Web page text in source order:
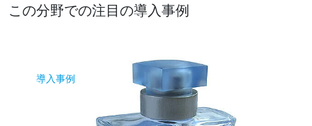
この分野での注目の導入事例
導入事例